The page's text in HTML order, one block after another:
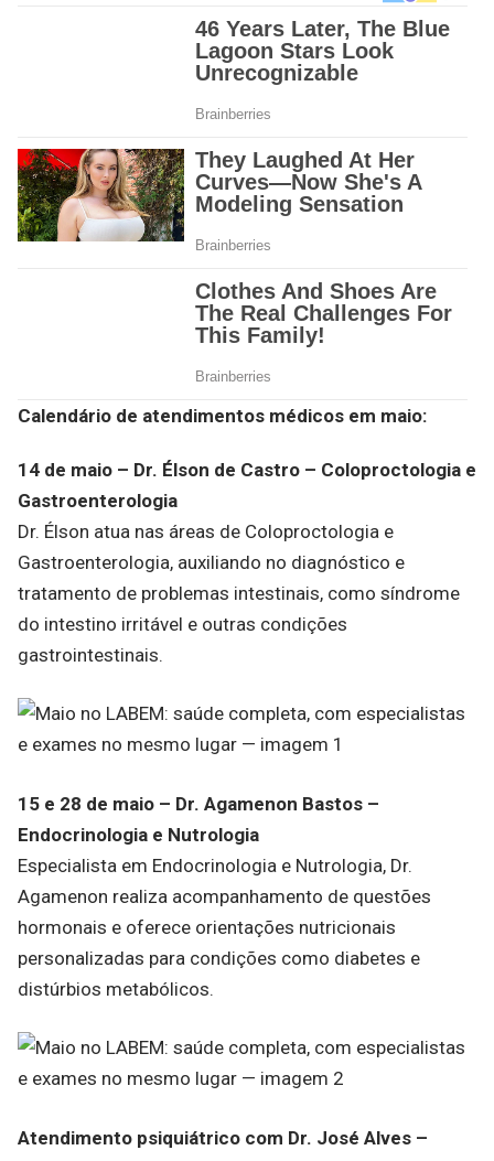
Calendário de atendimentos médicos em maio:
14 de maio – Dr. Élson de Castro – Coloproctologia e
Gastroenterologia
Dr. Élson atua nas áreas de Coloproctologia e
Gastroenterologia, auxiliando no diagnóstico e
tratamento de problemas intestinais, como síndrome
do intestino irritável e outras condições
gastrointestinais.
15 e 28 de maio – Dr. Agamenon Bastos –
Endocrinologia e Nutrologia
Especialista em Endocrinologia e Nutrologia, Dr.
Agamenon realiza acompanhamento de questões
hormonais e oferece orientações nutricionais
personalizadas para condições como diabetes e
distúrbios metabólicos.
Atendimento psiquiátrico com Dr. José Alves –